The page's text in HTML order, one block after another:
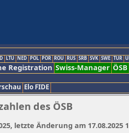
LTU NED POL POR ROU RUS SRB SVK SWE TUR
Registration Swiss-Manager ÖSB
Elo FIDE
des ÖSB
letzte Änderung am